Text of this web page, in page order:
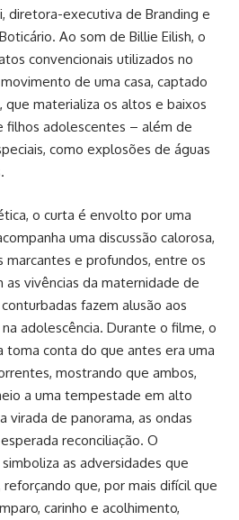
diretora-executiva de Branding e
Ao som de Billie Eilish, o
convencionais utilizados no
de uma casa, captado
que materializa os altos e baixos
filhos adolescentes – além de
como explosões de águas
o curta é envolto por uma
uma discussão calorosa,
marcantes e profundos, entre os
vivências da maternidade de
fazem alusão aos
adolescência. Durante o filme, o
toma conta do que antes era uma
mostrando que ambos,
a uma tempestade em alto
virada de panorama, as ondas
reconciliação. O
as adversidades que
que, por mais difícil que
carinho e acolhimento,